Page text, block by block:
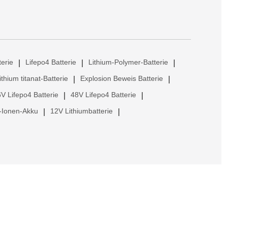
Lifepo4 Batterie Lithium-Polymer-Batterie
titanat-Batterie Explosion Beweis Batterie
Lifepo4 Batterie 48V Lifepo4 Batterie
Akku 12V Lithiumbatterie